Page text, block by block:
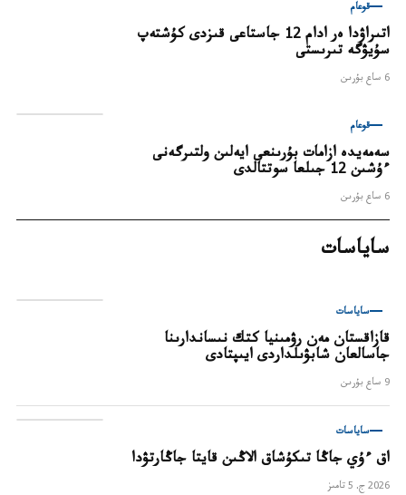
قوعام
اتىراۋدا ەر ادام 12 جاستاعى قىزدى كۇشتەپ
سۇيۋگە تىرىستى
6 ساع بۇرىن
قوعام
سەمەيدە ازامات بۇرىنعى ايەلىن ولتىرگەنى
ءۇشىن 12 جىلعا سوتتالدى
6 ساع بۇرىن
ساياسات
ساياسات
قازاقستان مەن رۋمىنيا كتك نىساندارىنا
جاسالعان شابۋىلداردى ايىپتادى
9 ساع بۇرىن
ساياسات
اق ءۇي جاڭا تىكۇشاق الاڭىن قايتا جاڭارتۋدا
2026 ج. 5 تامىز